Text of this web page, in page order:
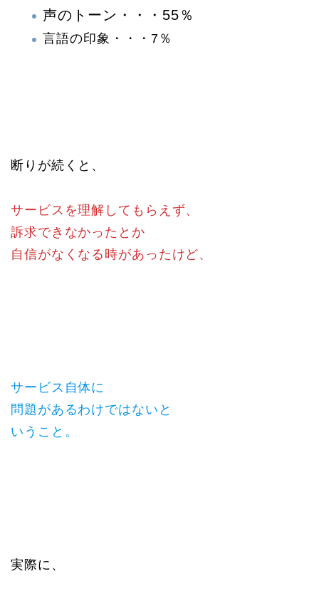
声のトーン・・・55％
言語の印象・・・7％
断りが続くと、
サービスを理解してもらえず、
訴求できなかったとか
自信がなくなる時があったけど、
サービス自体に
問題があるわけではないと
いうこと。
実際に、